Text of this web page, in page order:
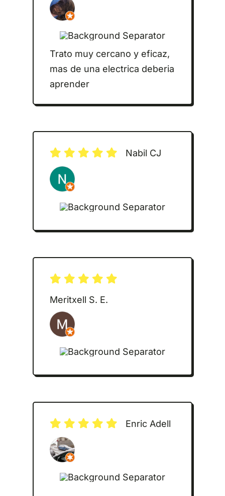
Trato muy cercano y eficaz,
mas de una electrica deberia
aprender
Nabil CJ
Meritxell S. E.
Enric Adell